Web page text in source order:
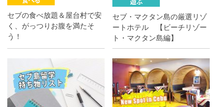
セブの食べ放題＆屋台村で安
く、がっつりお腹を満たそ
う！
セブ・マクタン島の厳選リゾ
ートホテル 【ビーチリゾー
ト・マクタン島編】